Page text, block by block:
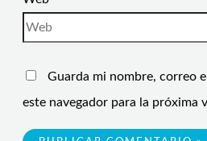
Guarda mi nombre, correo
este navegador para la próxima